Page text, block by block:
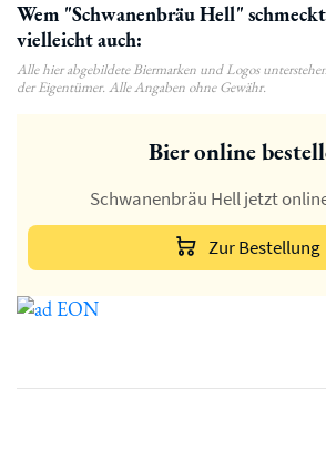
Wem "Schwanenbräu Hell"
vielleicht auch:
Alle hier abgebildete Biermarken und Logos
der Eigentümer. Alle Angaben ohne Gewähr.
Bier online
Schwanenbräu Hell jetzt
Zur Bestellung